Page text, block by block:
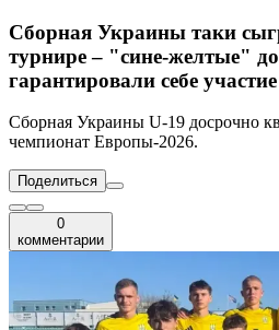
Сборная Украины таки
турнире – "сине-желтые"
гарантировали себе
Сборная Украины U-19 досрочно
чемпионат Европы-2026.
Поделиться
0
комментарии